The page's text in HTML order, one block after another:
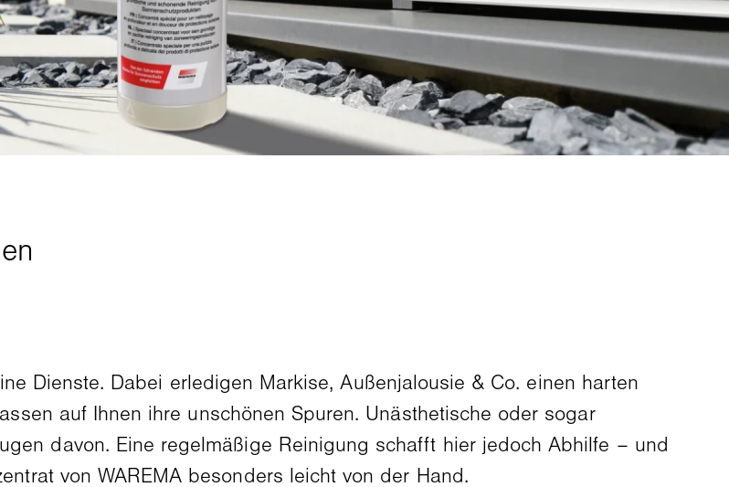
Dienste. Dabei erledigen Markise, Außenjalousie & Co. einen harten
auf Ihnen ihre unschönen Spuren. Unästhetische oder sogar
davon. Eine regelmäßige Reinigung schafft hier jedoch Abhilfe – und
von WAREMA besonders leicht von der Hand.